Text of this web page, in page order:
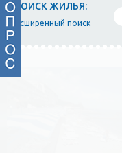
ПОИСК ЖИЛЬЯ:
расширенный поиск